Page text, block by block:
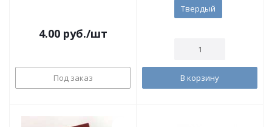
4.00руб./шт
Под заказ
Твердый
В корзину